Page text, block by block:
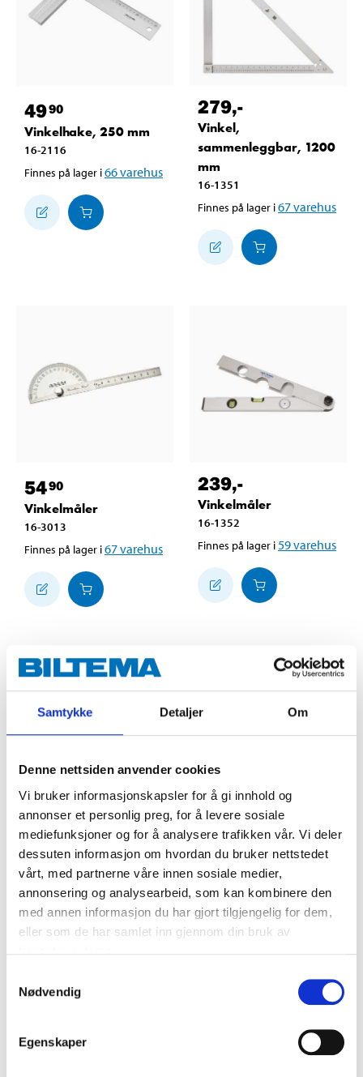
Samtykke Detaljer Om
Denne nettsiden anvender cookies
Vi bruker informasjonskapsler for å gi innhold og
annonser et personlig preg, for å levere sosiale
mediefunksjoner og for å analysere trafikken vår. Vi deler
dessuten informasjon om hvordan du bruker nettstedet
vårt, med partnerne våre innen sosiale medier,
annonsering og analysearbeid, som kan kombinere den
med annen informasjon du har gjort tilgjengelig for dem,
eller som de har samlet inn gjennom din bruk av
Nødvendig
Egenskaper
4990
Vinkelhake, 250 mm
16-2116
Finnes på lager i66varehus
279,-
Vinkel,
sammenleggbar, 1200
mm
16-1351
Finnes på lager i67varehus
5490
Vinkelmåler
16-3013
Finnes på lager i67varehus
239,-
Vinkelmåler
16-1352
Finnes på lager i 59varehus
149,-
Vinkelhake, justerbar
16-2117
Finnes på lager i
varehus
59 90
Smygvinkel, 250 mm
16-3014
Finnes på lager i67varehus